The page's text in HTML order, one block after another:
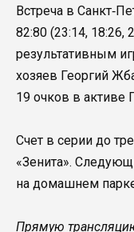
Встреча в
82:80 (23:14, 18:26,
результативным
хозяев Георгий
19 очков в активе
Счет в серии до
«Зенита».
на домашнем
Прямую